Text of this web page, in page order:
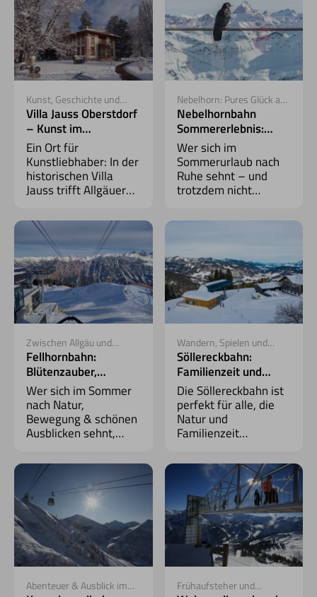
Kunst, Geschichte und
Architektur
Villa Jauss Oberstdorf
– Kunst im
historischen
Ambiente
Ein Ort für
Kunstliebhaber: In der
historischen Villa
Jauss trifft Allgäuer
Ausstellungen und
kulturelle Vielfalt.
Nebelhorn: Pures Glück auf
2.224 Metern
Nebelhornbahn
Sommererlebnis:
Hoch hinaus in die
Alpen
Wer sich im
Sommerurlaub nach
Ruhe sehnt – und
trotzdem nicht
findet mit der
Bewegung, Natur.
Zwischen Allgäu und
Kleinwalsertal
Fellhornbahn:
Blütenzauber,
Berggipfel & Weite
Wer sich im Sommer
nach Natur,
Bewegung & schönen
Ausblicken sehnt,
Fellhornbahn fündig.
Auf 1.967 Metern
beginnt ein Erlebnis,
das Sie durchatmen
lässt.
Wandern, Spielen und
Staunen
Söllereckbahn:
Familienzeit und
Naturerlebnis
Die Söllereckbahn ist
perfekt für alle, die
Natur und
Familienzeit
Zwischen Oberstdorf
und dem
Kleinwalsertal
beginnt ein
sommerliches
Abenteuer.
Abenteuer & Ausblick im
Frühaufsteher und